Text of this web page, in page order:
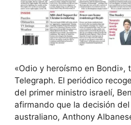
«Odio y heroísmo en Bondi»,
Telegraph. El periódico
del primer ministro israelí,
afirmando que la decisión
australiano, Anthony